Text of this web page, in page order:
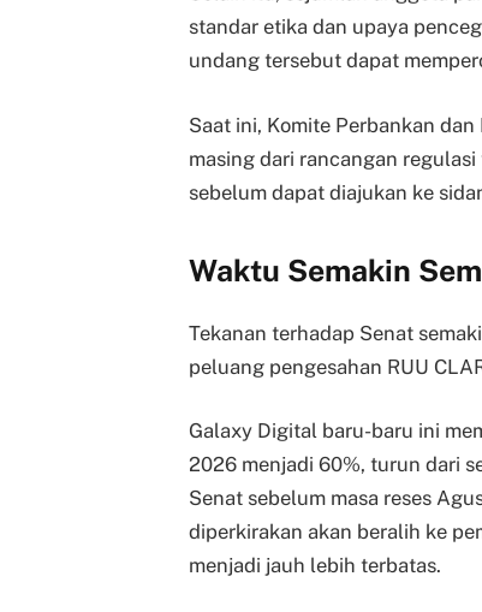
standar etika dan upaya
undang tersebut dapat
Saat ini, Komite Perbankan
masing dari rancangan
sebelum dapat diajukan ke
Waktu Semakin
Tekanan terhadap Senat
peluang pengesahan RUU
Galaxy Digital baru-baru ini
2026 menjadi 60%, turun dari
Senat sebelum masa reses
diperkirakan akan beralih ke
menjadi jauh lebih terbatas.